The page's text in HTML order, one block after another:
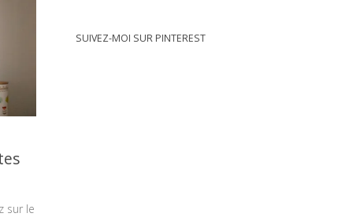
sur le
SUIVEZ-MOI SUR PINTEREST